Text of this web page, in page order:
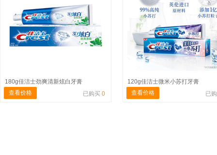
180g佳洁士劲爽清新炫白牙膏
查看价格
已购买 0
120g佳洁士微米小苏打牙膏
查看价格
已